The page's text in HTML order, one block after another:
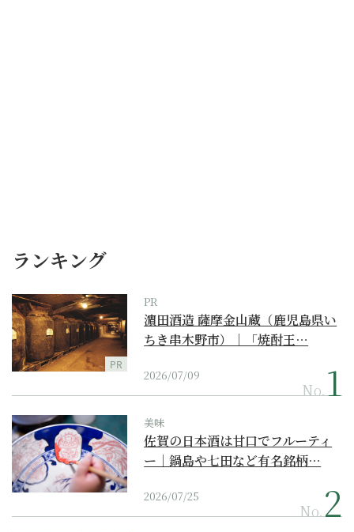
ランキング
PR
PR
濵田酒造 薩摩金山蔵（鹿児島県い
ちき串木野市）｜「焼酎王…
2026/07/09
No.
美味
佐賀の日本酒は甘口でフルーティ
ー｜鍋島や七田など有名銘柄…
2026/07/25
No.